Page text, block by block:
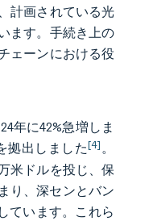
計画されている光
ます。手続き上の
ェーンにおける役
年に42%急増しま
拠出しました[4]。
米ドルを投じ、保
り、深センとバン
ています。これら